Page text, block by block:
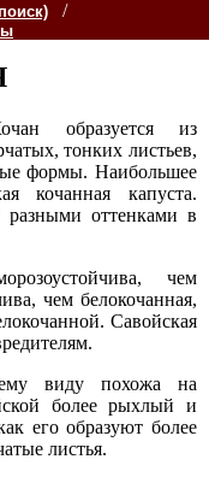
/
образуется из
тонких листьев,
формы. Наибольшее
кочанная капуста.
оттенками в
чем
чем белокочанная,
Савойская
виду похожа на
более рыхлый и
его образуют более
листья.